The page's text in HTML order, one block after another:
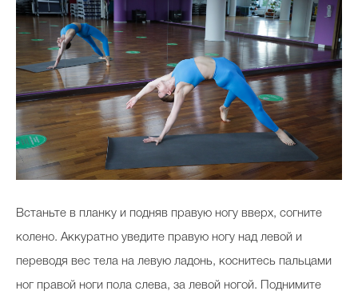
Встаньте в планку и подняв правую ногу вверх, согните
колено. Аккуратно уведите правую ногу над левой и
переводя вес тела на левую ладонь, коснитесь пальцами
ног правой ноги пола слева, за левой ногой. Поднимите